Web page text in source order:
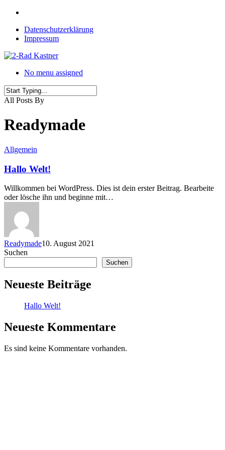
Skip
main
content
Datenschutzerklärung
Impressum
No menu assigned
Close
All Posts By
Readymade
Allgemein
Hallo Welt!
Willkommen bei WordPress. Dies ist dein erster Beitrag. Bearbeite
oder lösche ihn und beginne mit…
Readymade10. August 2021
Suchen
Suchen
Neueste Beiträge
Hallo Welt!
Neueste Kommentare
Es sind keine Kommentare vorhanden.